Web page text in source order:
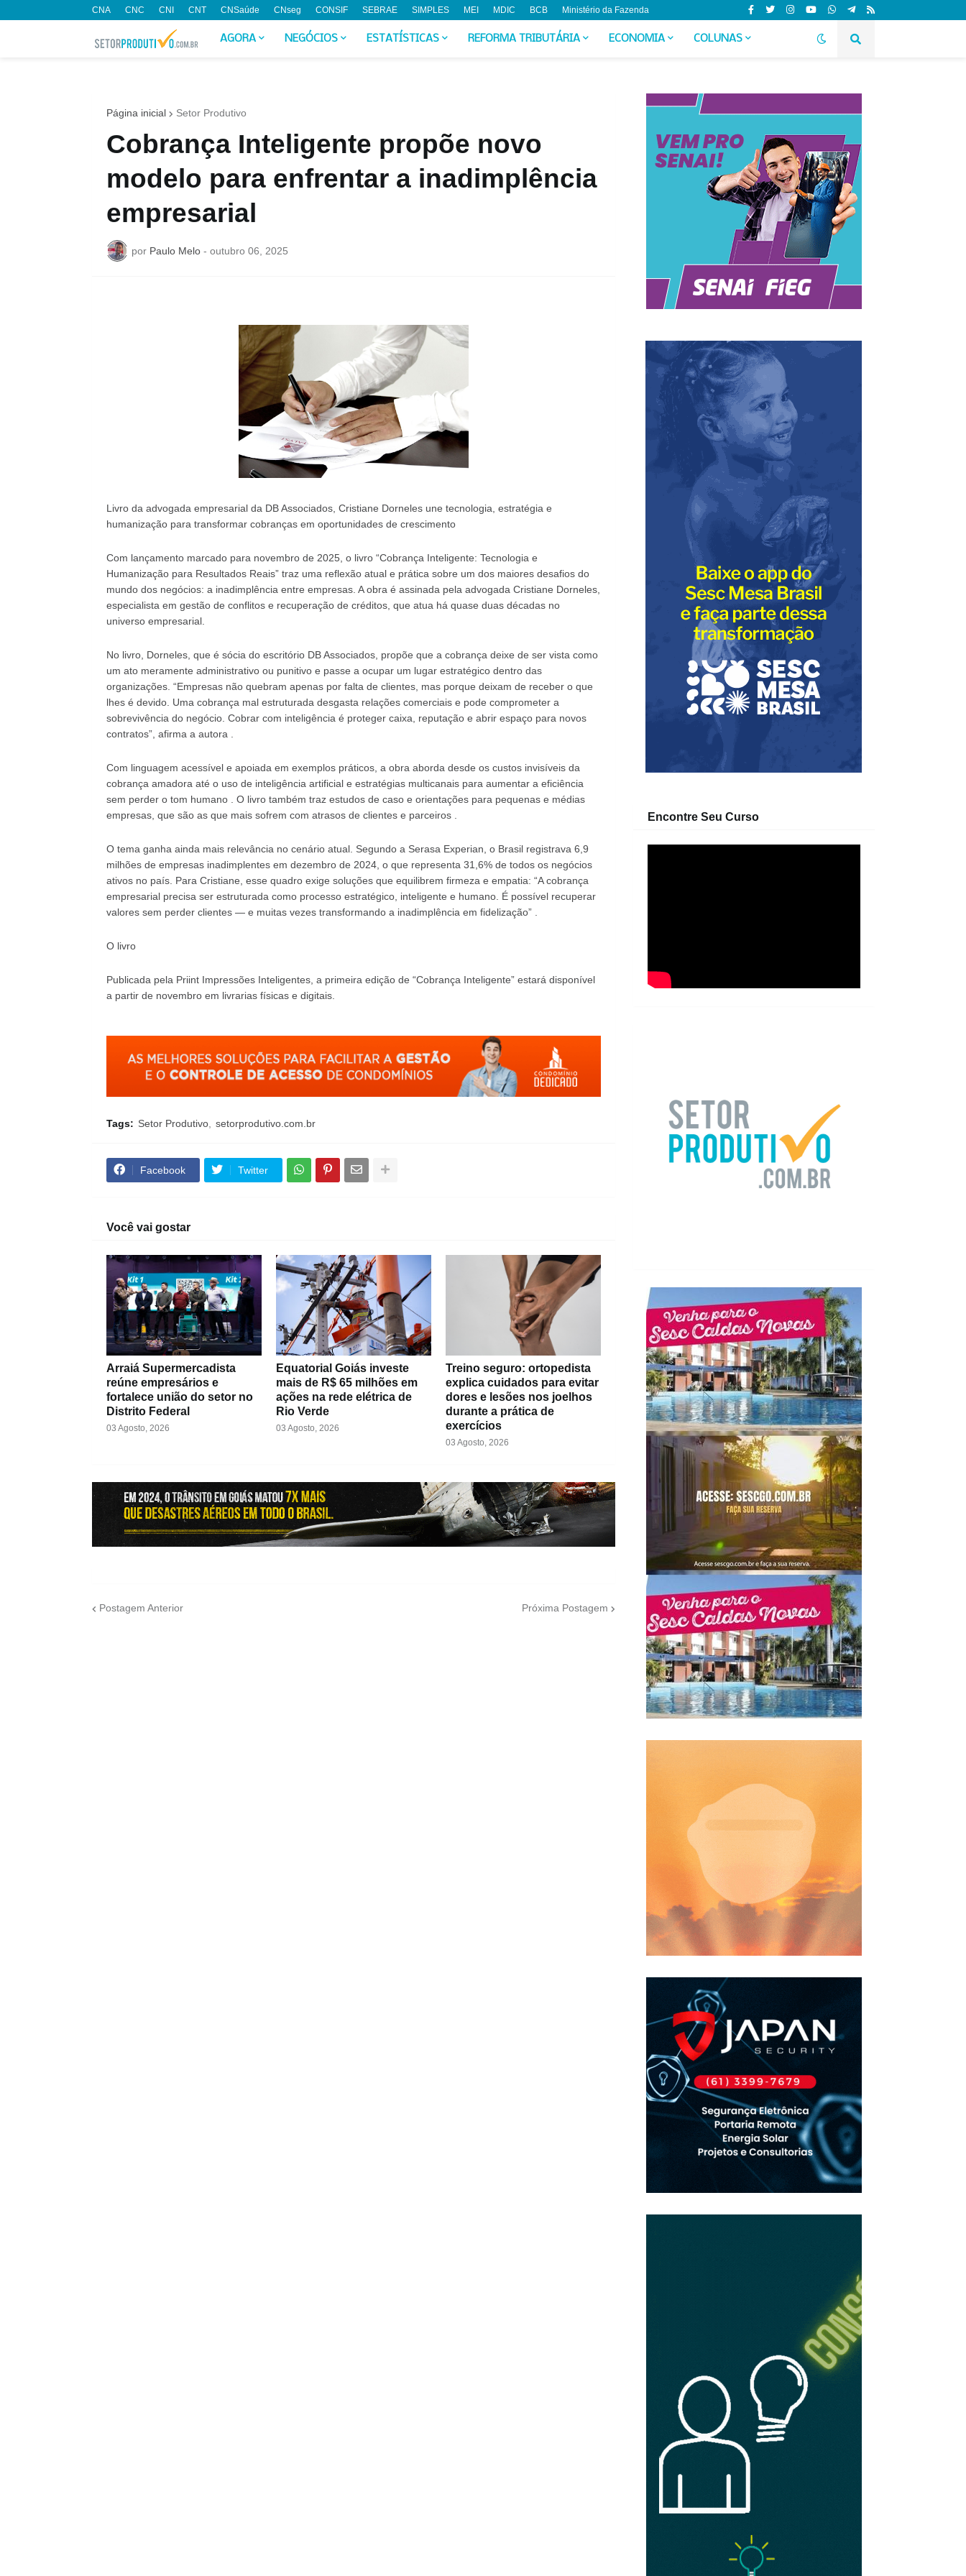
CNA CNC CNI CNT CNSaúde CNseg CONSIF SEBRAE SIMPLES MEI MDIC BCB Ministério da Fazenda
AGORA NEGÓCIOS ESTATÍSTICAS REFORMA TRIBUTÁRIA ECONOMIA COLUNAS
Página inicial Setor Produtivo
Cobrança Inteligente propõe novo
modelo para enfrentar a inadimplência
empresarial
por Paulo Melo - outubro 06, 2025
Livro da advogada empresarial da DB Associados, Cristiane Dorneles une tecnologia, estratégia e
humanização para transformar cobranças em oportunidades de crescimento
Com lançamento marcado para novembro de 2025, o livro “Cobrança Inteligente: Tecnologia e
Humanização para Resultados Reais” traz uma reflexão atual e prática sobre um dos maiores desafios do
mundo dos negócios: a inadimplência entre empresas. A obra é assinada pela advogada Cristiane Dorneles,
especialista em gestão de conflitos e recuperação de créditos, que atua há quase duas décadas no
universo empresarial.
No livro, Dorneles, que é sócia do escritório DB Associados, propõe que a cobrança deixe de ser vista como
um ato meramente administrativo ou punitivo e passe a ocupar um lugar estratégico dentro das
organizações. “Empresas não quebram apenas por falta de clientes, mas porque deixam de receber o que
lhes é devido. Uma cobrança mal estruturada desgasta relações comerciais e pode comprometer a
sobrevivência do negócio. Cobrar com inteligência é proteger caixa, reputação e abrir espaço para novos
contratos”, afirma a autora .
Com linguagem acessível e apoiada em exemplos práticos, a obra aborda desde os custos invisíveis da
cobrança amadora até o uso de inteligência artificial e estratégias multicanais para aumentar a eficiência
sem perder o tom humano . O livro também traz estudos de caso e orientações para pequenas e médias
empresas, que são as que mais sofrem com atrasos de clientes e parceiros .
O tema ganha ainda mais relevância no cenário atual. Segundo a Serasa Experian, o Brasil registrava 6,9
milhões de empresas inadimplentes em dezembro de 2024, o que representa 31,6% de todos os negócios
ativos no país. Para Cristiane, esse quadro exige soluções que equilibrem firmeza e empatia: “A cobrança
empresarial precisa ser estruturada como processo estratégico, inteligente e humano. É possível recuperar
valores sem perder clientes — e muitas vezes transformando a inadimplência em fidelização” .
O livro
Publicada pela Priint Impressões Inteligentes, a primeira edição de “Cobrança Inteligente” estará disponível
a partir de novembro em livrarias físicas e digitais.
Tags: Setor Produtivo setorprodutivo.com.br
Facebook Twitter
Você vai gostar
Arraiá Supermercadista
reúne empresários e
fortalece união do setor no
Distrito Federal
03 Agosto, 2026
Equatorial Goiás investe
mais de R$ 65 milhões em
ações na rede elétrica de
Rio Verde
03 Agosto, 2026
Treino seguro: ortopedista
explica cuidados para evitar
dores e lesões nos joelhos
durante a prática de
exercícios
03 Agosto, 2026
Postagem Anterior Próxima Postagem
Encontre Seu Curso